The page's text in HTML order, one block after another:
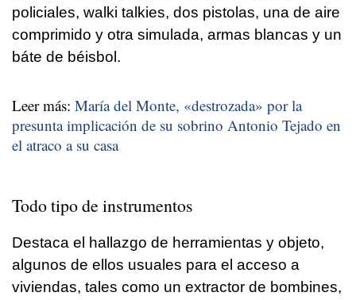
policiales, walki talkies, dos pistolas, una de aire
comprimido y otra simulada, armas blancas y un
báte de béisbol.
Leer más: María del Monte, «destrozada» por la
presunta implicación de su sobrino Antonio Tejado en
el atraco a su casa
Todo tipo de instrumentos
Destaca el hallazgo de herramientas y objeto,
algunos de ellos usuales para el acceso a
viviendas, tales como un extractor de bombines,